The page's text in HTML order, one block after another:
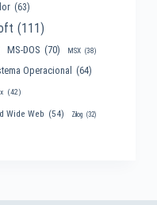
(63)
(111)
MS-DOS (70) MSX (38)
Operacional (64)
(42)
Wide Web (54) Zilog (32)